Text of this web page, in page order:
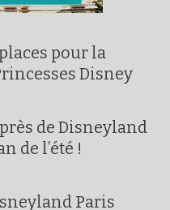
pour la
Disney
de Disneyland
de l’été !
Paris